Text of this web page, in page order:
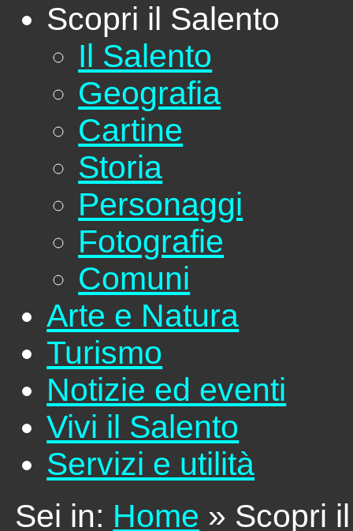
Scopri il Salento
Il Salento
Geografia
Cartine
Storia
Personaggi
Fotografie
Comuni
Arte e Natura
Turismo
Notizie ed eventi
Vivi il Salento
Servizi e utilità
Sei in: Home » Scopri